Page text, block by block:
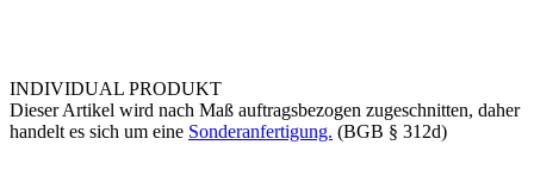
INDIVIDUAL PRODUKT
Dieser Artikel wird nach Maß auftragsbezogen zugeschnitten, daher
handelt es sich um eine Sonderanfertigung. (BGB § 312d)